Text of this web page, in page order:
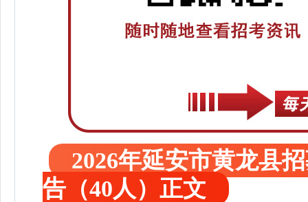
2026年延安市黄龙县
告（40人）正文